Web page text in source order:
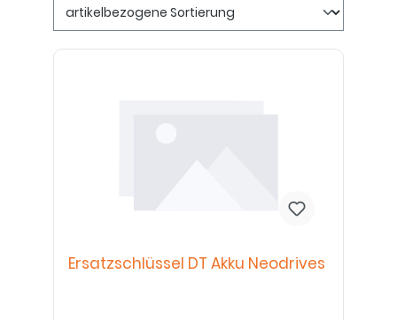
Ersatzschlüssel DT Akku Neodrives